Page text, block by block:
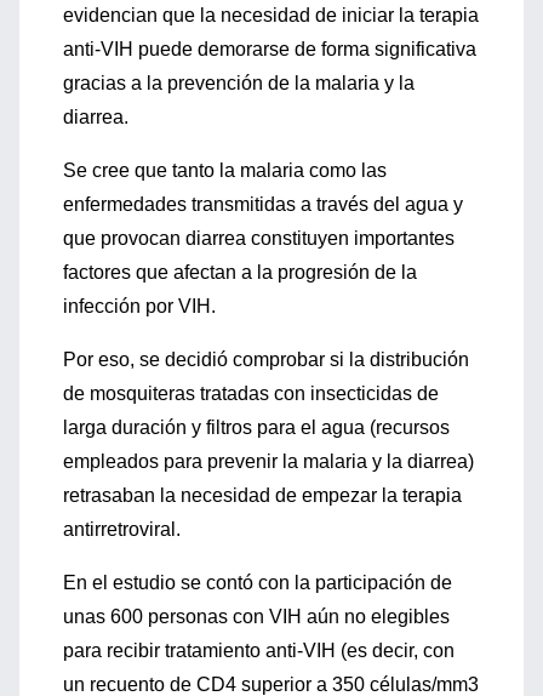
evidencian que la necesidad de iniciar la terapia
anti-VIH puede demorarse de forma significativa
gracias a la prevención de la malaria y la
diarrea.
Se cree que tanto la malaria como las
enfermedades transmitidas a través del agua y
que provocan diarrea constituyen importantes
factores que afectan a la progresión de la
infección por VIH.
Por eso, se decidió comprobar si la distribución
de mosquiteras tratadas con insecticidas de
larga duración y filtros para el agua (recursos
empleados para prevenir la malaria y la diarrea)
retrasaban la necesidad de empezar la terapia
antirretroviral.
En el estudio se contó con la participación de
unas 600 personas con VIH aún no elegibles
para recibir tratamiento anti-VIH (es decir, con
un recuento de CD4 superior a 350 células/mm3